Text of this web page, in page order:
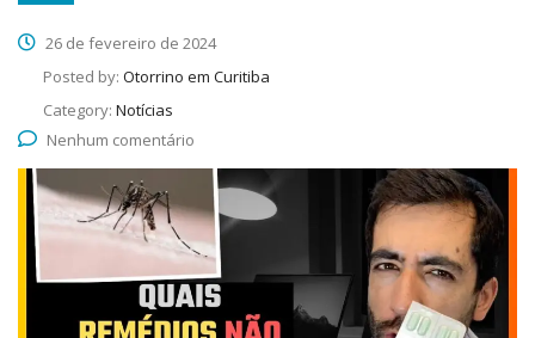
26 de fevereiro de 2024
Posted by: Otorrino em Curitiba
Category: Notícias
Nenhum comentário